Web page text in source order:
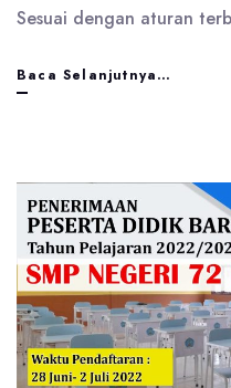
Sesuai dengan aturan
Baca Selanjutnya…
72
Maluku
Tengah
ikut
lomba
KSN